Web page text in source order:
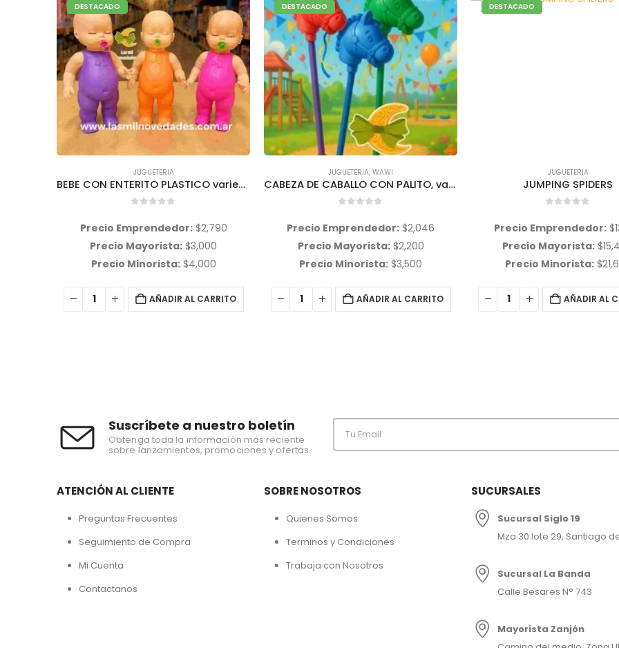
DESTACADO
JUGUETERIA,WAWI
CABEZA DE CABALLO CON PALITO, variedad de colores, Wawi
Precio Emprendedor: $2,046
Precio Mayorista: $2,200
Precio Minorista: $3,500
AÑADIR AL CARRITO
DESTACADO
JUGUETERIA
JUMPING SPIDERS
Precio Emprendedor: $13,539
Precio Mayorista: $15,448
Precio Minorista: $21,627
AÑADIR AL CARRITO
DESTACADO
JUGUETERIA
Precio Emprendedor: $
Precio Mayorista: $
Precio Minorista: $
AÑADIR AL
Suscríbete a nuestro boletín
Obtenga toda la información más reciente
sobre lanzamientos, promociones y ofertas.
ATENCIÓN AL CLIENTE
Preguntas Frecuentes
Seguimiento de Compra
Mi Cuenta
Contactanos
SOBRE NOSOTROS
Quienes Somos
Terminos y Condiciones
Trabaja con Nosotros
SUCURSALES
Sucursal Siglo 19
Mza 30 lote 29, Santiago
Sucursal La Banda
Calle Besares N° 743
Mayorista Zanjón